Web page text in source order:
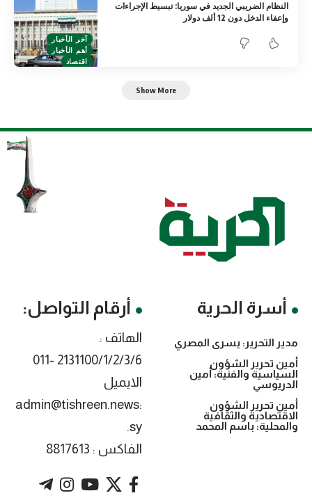
آخر الأخبار
أهم الأخبار
اقتصاد
النظام الضريبي الجديد في سوريا: تبسيط الإجراءات
وإعفاء الدخل دون 12 ألف دولار
Show More
أسرة الحرية
مدير التحرير: يسرى المصري
أمين تحرير الشؤون
السياسية والفنية: أمين
الدريوسي
أمين تحرير الشؤون
الاقتصادية والثقافية
والمحلية: باسم المحمد
أرقام التواصل:
الهاتف :
2131100/1/2/3/6 -011
الايميل
:admin@tishreen.news
.sy
الفاكس : 8817613